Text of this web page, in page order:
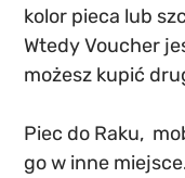
kolor pieca lub
Wtedy Voucher
możesz kupić
Piec do Raku,
go w inne